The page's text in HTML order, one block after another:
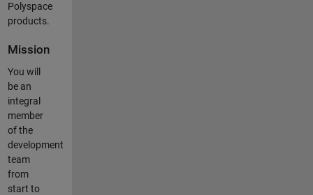
Polyspace
products.
Mission
You will
be an
integral
member
of the
development
team
from
start to